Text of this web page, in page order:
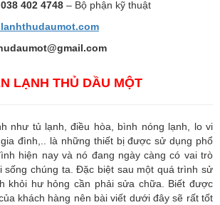
038 402 4748 – Bộ phận kỹ thuật
com
LẠNH THỦ DẦU MỘT
như tủ lạnh, điều hòa, bình nóng lạnh, lo vi
đình,.. là những thiết bị được sử dụng phổ
hiện nay và nó đang ngày càng có vai trò
sống chúng ta. Đặc biệt sau một quá trình sử
khỏi hư hỏng cần phải sửa chữa. Biết được
khách hàng nên bài viết dưới đây sẽ rất tốt